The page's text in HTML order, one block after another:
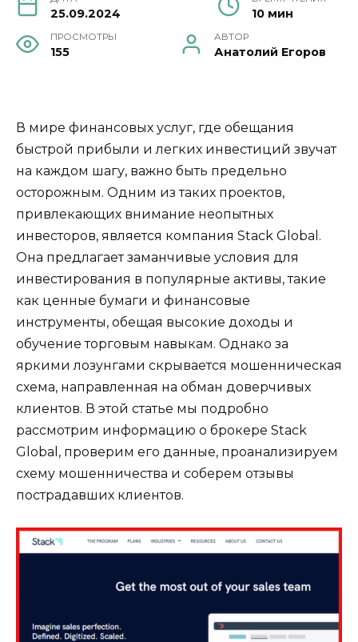
25.09.2024 10 мин
ПРОСМОТРЫ
155
АВТОР
Анатолий Егоров
В мире финансовых услуг, где обещания
быстрой прибыли и легких инвестиций звучат
на каждом шагу, важно быть предельно
осторожным. Одним из таких проектов,
привлекающих внимание неопытных
инвесторов, является компания Stack Global.
Она предлагает заманчивые условия для
инвестирования в популярные активы, такие
как ценные бумаги и финансовые
инструменты, обещая высокие доходы и
обучение торговым навыкам. Однако за
яркими лозунгами скрывается мошенническая
схема, направленная на обман доверчивых
клиентов. В этой статье мы подробно
рассмотрим информацию о брокере Stack
Global, проверим его данные, проанализируем
схему мошенничества и соберем отзывы
пострадавших клиентов.